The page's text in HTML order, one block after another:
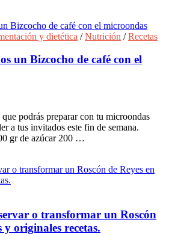
y dietética /Nutrición /Recetas
un Bizcocho de café con el
podrás preparar con tu microondas
a tus invitados este fin de semana.
gr de azúcar 200 …
o transformar un Roscón
y originales recetas.